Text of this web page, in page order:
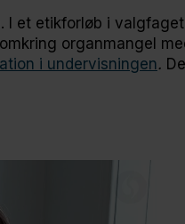
I et etikforløb i
organmangel
i undervisningen.